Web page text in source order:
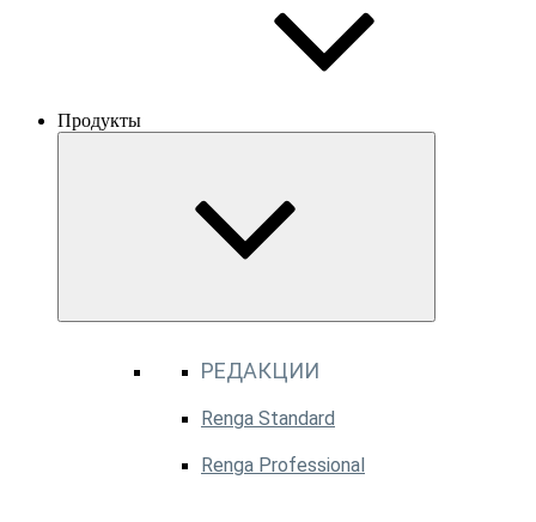
Продукты
РЕДАКЦИИ
Renga Standard
Renga Professional